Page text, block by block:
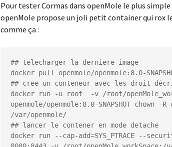
Pour tester Cormas dans openMole le plus simple
openMole propose un joli petit container qui rox
comme ça :
## telecharger la derniere image
docker pull openmole/openmole:8.0-
## cree un conteneur avec les droit
docker run -u root  -v /root/
openmole/openmole:8.0-SNAPSHOT chown -R
/var/openmole/
## lancer le contener en mode detache
docker run --cap-add=SYS_PTRACE --